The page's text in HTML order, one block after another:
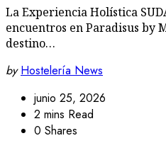
La Experiencia Holística
encuentros en Paradisus by
destino…
by Hostelería News
junio 25, 2026
2 mins Read
0 Shares